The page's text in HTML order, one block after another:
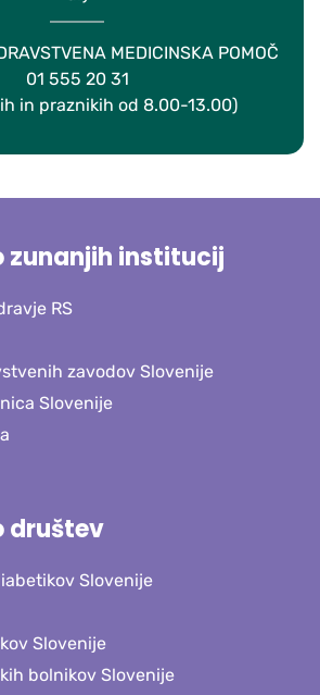
MEDICINSKA POMOČ
01 555 20 31
in praznikih od 8.00-13.00)
zunanjih institucij
RS
zavodov Slovenije
Slovenije
društev
Slovenije
Slovenije
bolnikov Slovenije